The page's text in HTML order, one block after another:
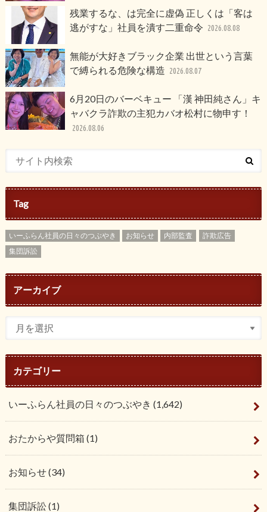
残業するな、は完全に虚偽 正しくは「客は
逃がすな」社員を潰す二重命令 2026.08.08
無能が大好きブラック企業 出世という言葉
で縛られる危険な構造 2026.08.07
6月20日のバーベキュー 「漢 神田純さん」キ
ャバクラ詐欺の主犯カバオ松村に物申す！
2026.08.06
Tag
いーふらん社員の日々のつぶやき お知らせ 内部監査
詐欺広告
集団訴訟
アーカイブ
カテゴリー
いーふらん社員の日々のつぶやき (1,642)
おたからや質問箱 (1)
お知らせ(34)
集団訴訟(1)